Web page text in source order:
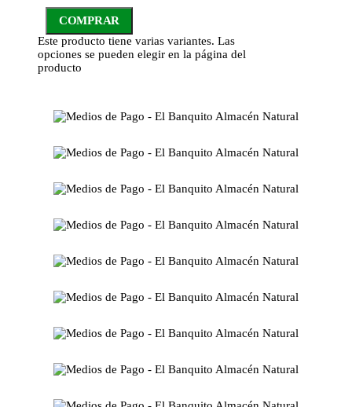
COMPRAR
Este producto tiene varias variantes. Las
opciones se pueden elegir en la página del
producto